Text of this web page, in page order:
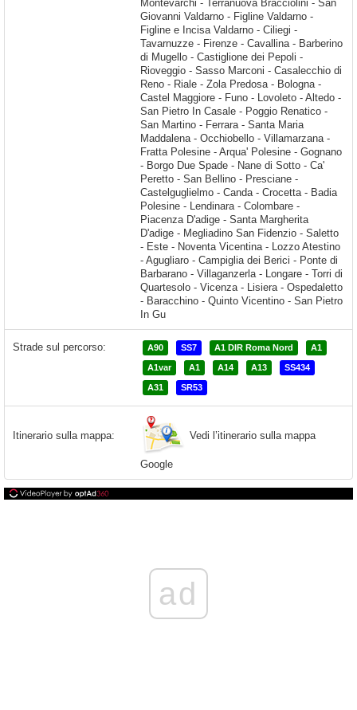
Strade sul percorso: A90 SS7 A1 DIR Roma Nord A1
A1var A1 A14 A13 SS434
A31 SR53
Itinerario sulla mappa: Vedi l’itinerario sulla mappa
Google
ad